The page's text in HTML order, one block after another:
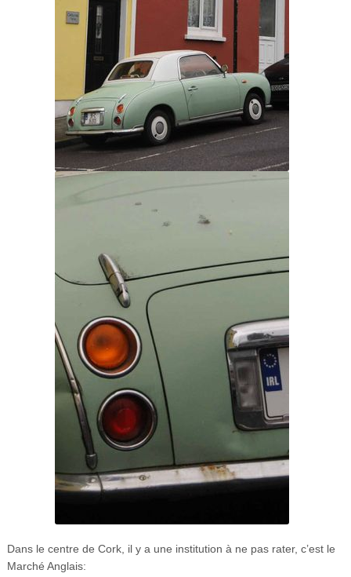
Dans le centre de Cork, il y a une institution à ne pas rater, c’est le
Marché Anglais: